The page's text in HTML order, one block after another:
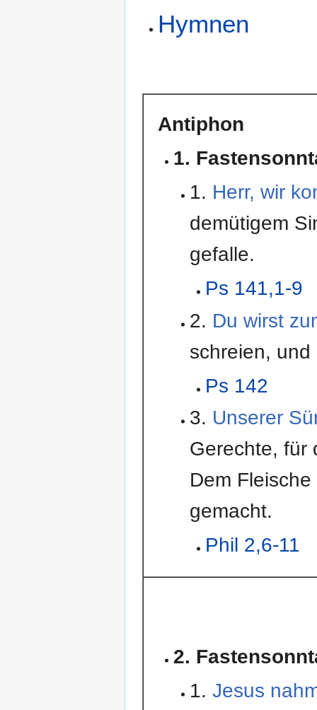
Hymnen
Antiphon
1.
1. Herr, wir
demütigem
gefalle.
Ps 141,1-9
2. Du wirst
schreien,
Ps 142
3. Unserer
Gerechte, für
Dem
gemacht.
Phil 2,6-11
2.
1. Jesus